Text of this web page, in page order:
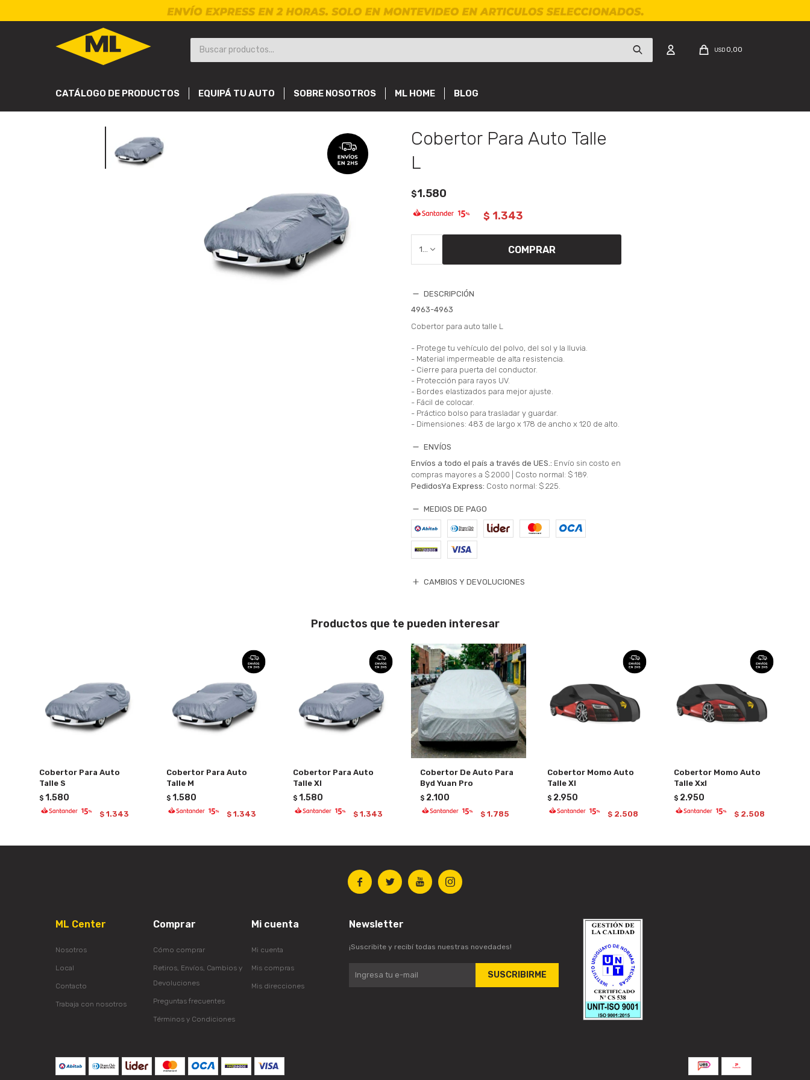
CATÁLOGO DE PRODUCTOS EQUIPÁ TU AUTO SOBRE NOSOTROS ML HOME BLOG
USD 0,00
Cobertor Para Auto Talle
L
$1.580
$ 1.343
COMPRAR
DESCRIPCIÓN
4963-4963
Cobertor para auto talle L
- Protege tu vehículo del polvo, del sol y la lluvia.
- Material impermeable de alta resistencia.
- Cierre para puerta del conductor.
- Protección para rayos UV.
- Bordes elastizados para mejor ajuste.
- Fácil de colocar.
- Práctico bolso para trasladar y guardar.
- Dimensiones: 483 de largo x 178 de ancho x 120 de alto.
ENVÍOS
Envíos a todo el país a través de UES.: Envío sin costo en
compras mayores a $ 2000 | Costo normal: $ 189.
PedidosYa Express: Costo normal: $ 225.
MEDIOS DE PAGO
CAMBIOS Y DEVOLUCIONES
Productos que te pueden interesar
Cobertor Para Auto
Talle S
$ 1.580
$ 1.343
Cobertor Para Auto
Talle M
$ 1.580
$ 1.343
Cobertor Para Auto
Talle Xl
$ 1.580
$ 1.343
Cobertor De Auto Para
Byd Yuan Pro
$ 2.100
$ 1.785
Cobertor Momo Auto
Talle Xl
$ 2.950
$ 2.508
Cobertor Momo Auto
Talle Xxl
$ 2.950
$ 2.508
   
ML Center
Nosotros
Local
Contacto
Trabaja con nosotros
Comprar
Cómo comprar
Retiros, Envíos, Cambios y
Devoluciones
Preguntas frecuentes
Términos y Condiciones
Mi cuenta
Mi cuenta
Mis compras
Mis direcciones
Newsletter
¡Suscribite y recibí todas nuestras novedades!
SUSCRIBIRME